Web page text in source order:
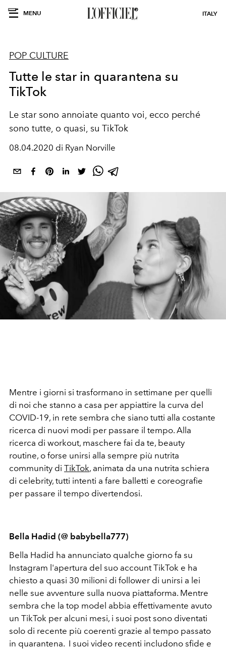
MENU ITALY
POP CULTURE
Tutte le star in quarantena su
TikTok
Le star sono annoiate quanto voi, ecco perché
sono tutte, o quasi, su TikTok
08.04.2020 di Ryan Norville
Mentre i giorni si trasformano in settimane per quelli
di noi che stanno a casa per appiattire la curva del
COVID-19, in rete sembra che siano tutti alla costante
ricerca di nuovi modi per passare il tempo. Alla
ricerca di workout, maschere fai da te, beauty
routine, o forse unirsi alla sempre più nutrita
community di TikTok, animata da una nutrita schiera
di celebrity, tutti intenti a fare balletti e coreografie
per passare il tempo divertendosi.
Bella Hadid (@ babybella777)
Bella Hadid ha annunciato qualche giorno fa su
Instagram l'apertura del suo account TikTok e ha
chiesto a quasi 30 milioni di follower di unirsi a lei
nelle sue avventure sulla nuova piattaforma. Mentre
sembra che la top model abbia effettivamente avuto
un TikTok per alcuni mesi, i suoi post sono diventati
solo di recente più coerenti grazie al tempo passato
in quarantena. I suoi video recenti includono sfide e